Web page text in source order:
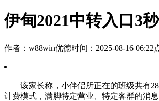
伊甸2021中转入口3
作者：w88win优德时间：2025-08-16 06:22
该家长称，小伴侣所正在的班级共有28
计费模式，满脚特定营业、特定客群的消